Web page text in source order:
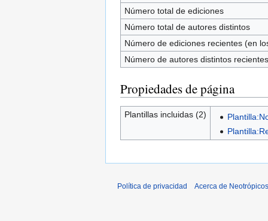
Número total de ediciones
Número total de autores distintos
Número de ediciones recientes (en
Número de autores distintos recientes
Propiedades de página
Plantillas incluidas (2)
Política de privacidad Acerca de Neotrópicos